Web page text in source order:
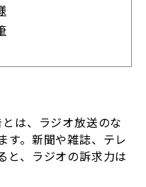
は、ラジオ放送のな
す。新聞や雑誌、テレ
と、ラジオの訴求力は